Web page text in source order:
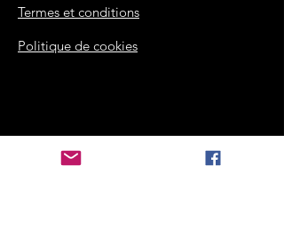
Termes et conditions
Politique de cookies